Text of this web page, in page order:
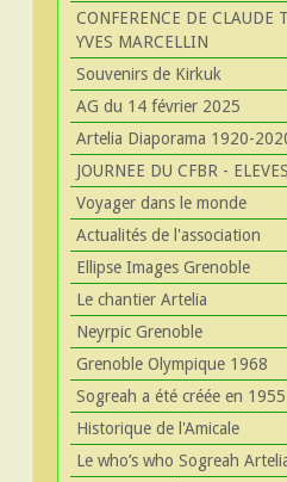
CONFERENCE DE CLAUDE
YVES MARCELLIN
Souvenirs de Kirkuk
AG du 14 février 2025
Artelia Diaporama 1920-
JOURNEE DU CFBR -
Voyager dans le monde
Actualités de l'association
Ellipse Images Grenoble
Le chantier Artelia
Neyrpic Grenoble
Grenoble Olympique 1968
Sogreah a été créée en 1955
Historique de l'Amicale
Le who’s who Sogreah